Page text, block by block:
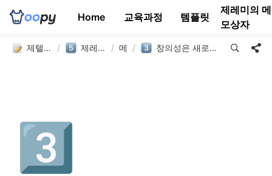
제텔카스텐 연구소 / 제레미의 메모상자 / 메모/ 창의성은 새로운 맥락에 기존의 지식을 바라볼 때 생겨나는 능력이다.
3️⃣
Home 교육과정 템플릿
제레미의 메
모상자